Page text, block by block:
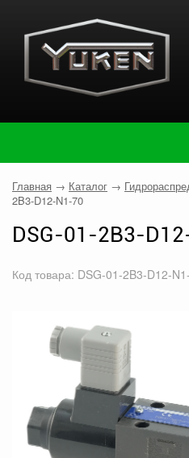
Главная → Каталог →
2B3-D12-N1-70
DSG-01-2B3-
Код товара: DSG-01-2B3-D12-